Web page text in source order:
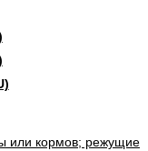
или кормов; режущие